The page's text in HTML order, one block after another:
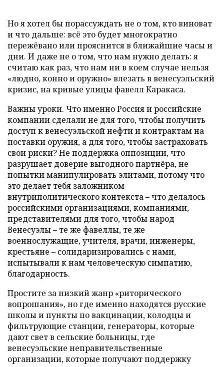
Но я хотел бы порассуждать не о том, кто виноват
и что дальше: всё это будет многократно
пережёвано или прояснится в ближайшие часы и
дни. И даже не о том, что нам нужно делать: я
считаю как раз, что нам ни в коем случае нельзя
«людно, конно и оружно» влезать в венесуэльский
кризис, на кривые улицы фавелл Каракаса.
Важны уроки. Что именно Россия и российские
компании сделали не для того, чтобы получить
доступ к венесуэльской нефти и контрактам на
поставки оружия, а для того, чтобы застраховать
свои риски? Не поддержка оппозиции, что
разрушает доверие выгодного партнёра, не
попытки манипулировать элитами, потому что
это делает тебя заложником
внутриполитического контекста – что делалось
российскими организациями, компаниями,
представителями для того, чтобы народ
Венесуэлы – те же фавеллы, те же
военнослужащие, учителя, врачи, инженеры,
крестьяне – солидаризировались с нами,
испытывали к нам человеческую симпатию,
благодарность.
Простите за низкий жанр «риторического
вопрошания», но где именно находятся русские
школы и пункты по вакцинации, колодцы и
фильтрующие станции, генераторы, которые
дают свет в сельские больницы, где
венесуэльские неправительственные
организации, которые получают поддержку